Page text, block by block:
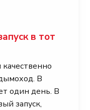
в тот
В
один день. В
запуск,